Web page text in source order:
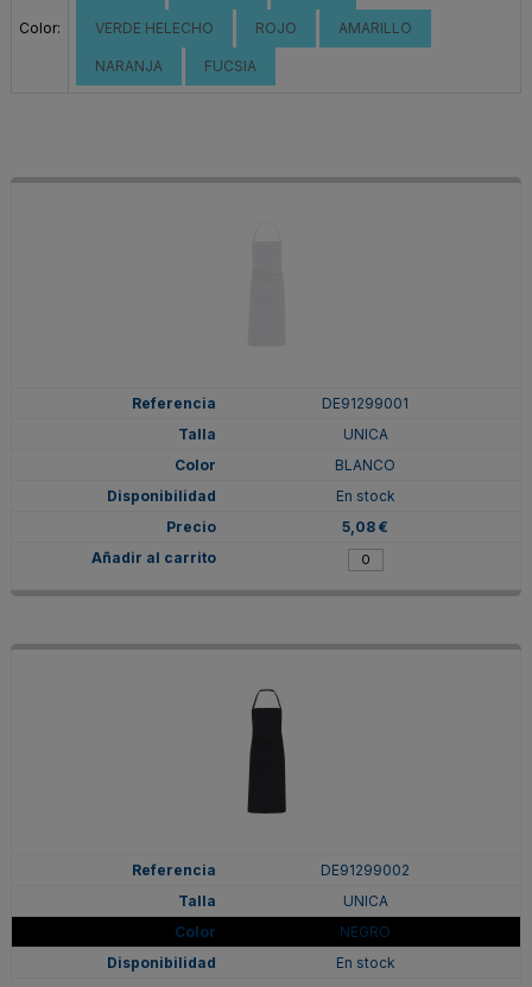
Color: VERDE HELECHO ROJO AMARILLO
NARANJA FUCSIA
DE91299001
UNICA
BLANCO
En stock
5,08 €
DE91299002
UNICA
NEGRO
En stock